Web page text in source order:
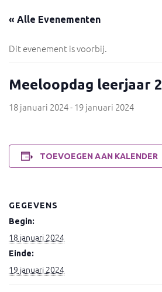
« Alle Evenementen
Dit evenement is voorbij.
Meeloopdag leerjaar 2
18 januari 2024-19 januari 2024
TOEVOEGEN AAN KALENDER
GEGEVENS
Begin:
18 januari 2024
Einde:
19 januari 2024